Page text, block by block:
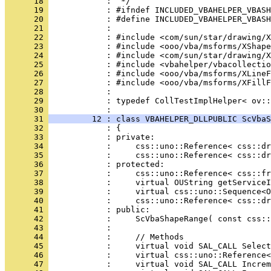
      19
      20
      21
      22
      23
      24
      25
      26
      27
      28
      29
: typedef CollTestImplHelper<
      30
      31
12 : class VBAHELPER_DLLPUBLIC
      32
      33
      34
      35
      36
      37
      38
      39
      40
      41
      42
      43
      44
      45
      46
      47